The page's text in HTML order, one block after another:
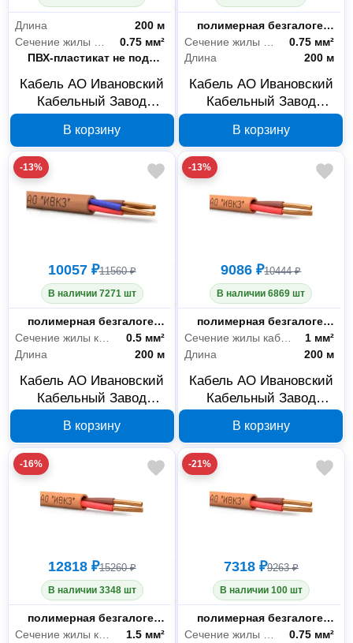
Длина
200 м
0.75 мм²
Материал оболочки
ПВХ-пластикат не поддерживающий горение с пониженным дымо- и газовыделением
Кабель АО Ивановский
Кабельный Завод
1x2х0,75, бухта 200 м
00-00025956
В корзину
Материал оболочки
полимерная безгалогенная композиция
0.75 мм²
Длина
200 м
Кабель АО Ивановский
Кабельный Завод
2x2х0,75, бухта 200 м
00-00025965
В корзину
-13%
10057 ₽11560 ₽
В наличии 7271 шт
Материал оболочки
полимерная безгалогенная композиция
Сечение жилы кабеля
0.5 мм²
Длина
200 м
Кабель АО Ивановский
Кабельный Завод
бухта 200 м 00-
00025964
В корзину
-13%
9086 ₽10444 ₽
В наличии 6869 шт
Материал оболочки
полимерная безгалогенная композиция
Сечение жилы кабеля
1 мм²
Длина
200 м
Кабель АО Ивановский
Кабельный Завод
бухта 200 м 00-
00025958
В корзину
-16%
12818 ₽15260 ₽
В наличии 3348 шт
Материал оболочки
полимерная безгалогенная композиция
1.5 мм²
-21%
7318 ₽9263 ₽
В наличии 100 шт
Материал оболочки
полимерная безгалогенная композиция
0.75 мм²